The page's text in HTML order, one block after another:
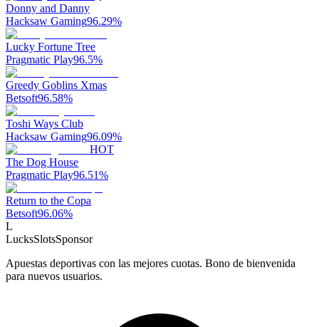
Donny and Danny
Hacksaw Gaming96.29%
Lucky Fortune Tree
Pragmatic Play96.5%
Greedy Goblins Xmas
Betsoft96.58%
Toshi Ways Club
Hacksaw Gaming96.09%
HOT
The Dog House
Pragmatic Play96.51%
Return to the Copa
Betsoft96.06%
L
LucksSlotsSponsor
Apuestas deportivas con las mejores cuotas. Bono de bienvenida
para nuevos usuarios.